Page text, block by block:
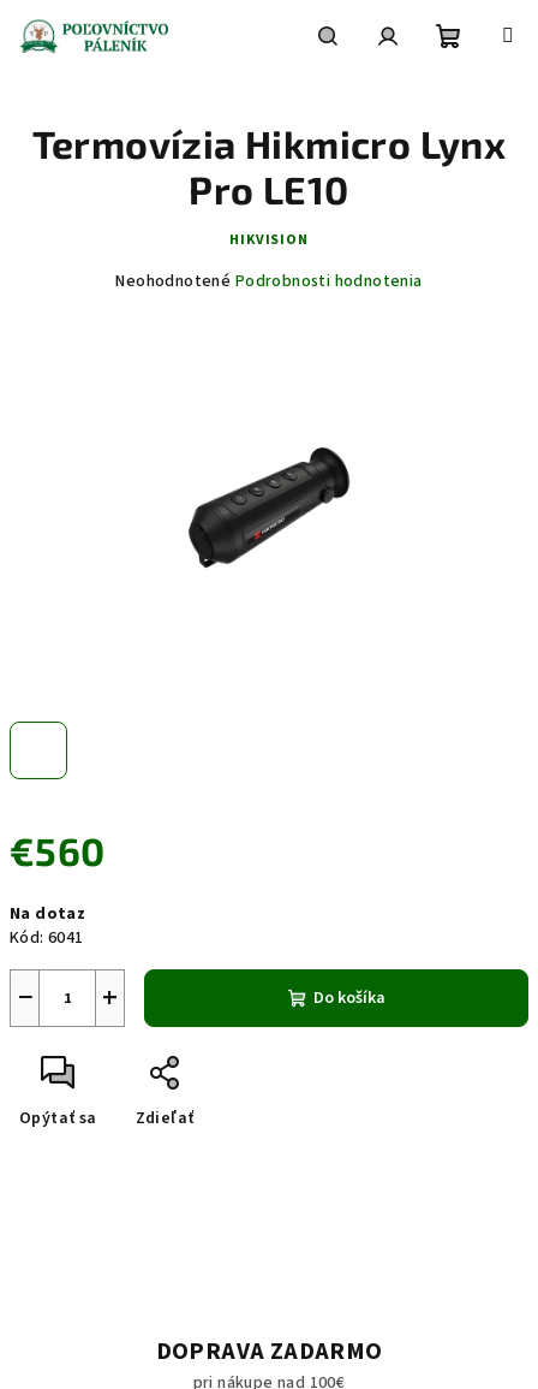
obsah
košík
€560
cena:
Na dotaz
Kód: 6041
+
− Do košíka
Opýtať sa Zdieľať
Termovízia Hikmicro Lynx
Pro LE10
HIKVISION
Priemerné
Neohodnotené Podrobnosti hodnotenia
DOPRAVA ZADARMO
pri nákupe nad 100€